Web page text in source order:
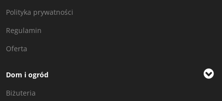
Polityka prywatności
Regulamin
Oferta
Dom i ogród
Biżuteria